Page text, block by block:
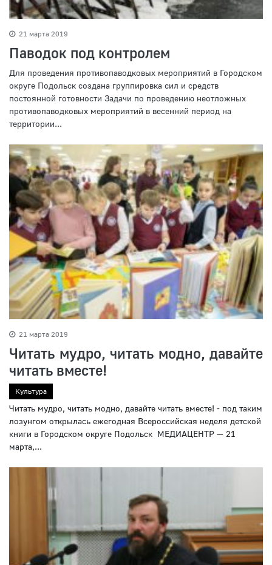
21 марта 2019
Паводок под контролем
Для проведения противопаводковых мероприятий в Городском
округе Подольск создана группировка сил и средств
постоянной готовности Задачи по проведению неотложных
противопаводковых мероприятий в весенний период на
территории...
21 марта 2019
Читать мудро, читать модно, давайте
читать вместе!
Культура
Читать мудро, читать модно, давайте читать вместе! - под таким
лозунгом открылась ежегодная Всероссийская неделя детской
книги в Городском округе Подольск МЕДИАЦЕНТР — 21
марта,...